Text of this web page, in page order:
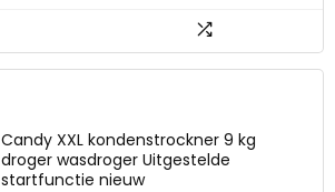
Candy XXL kondenstrockner 9 kg
droger wasdroger Uitgestelde
startfunctie nieuw